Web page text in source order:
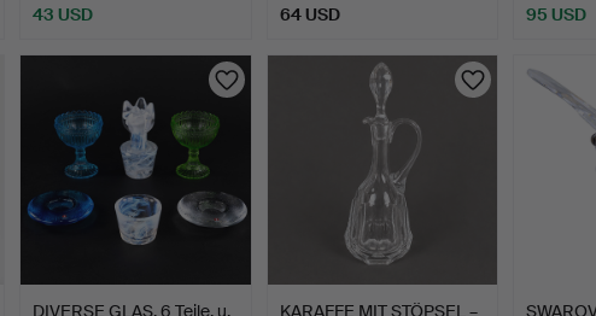
43 USD 64 USD 95 USD
DIVERSE GLAS. 6 Teile, u.
KARAFFE MIT STÖPSEL –